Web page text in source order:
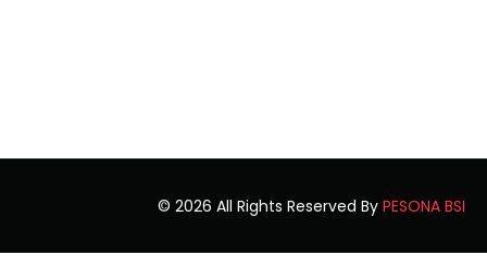
© 2026 All Rights Reserved By PESONA BSI